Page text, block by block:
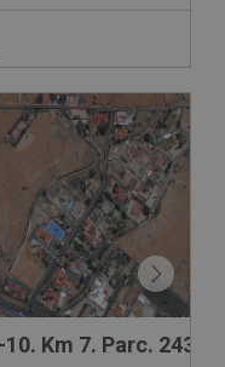
Km 7. Parc. 243,